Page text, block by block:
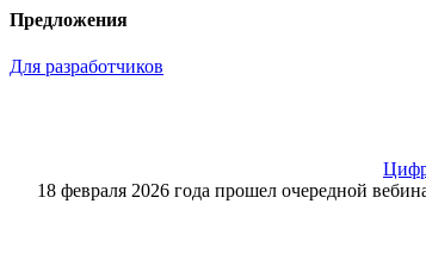
Предложения
Для разработчиков
18 февраля 2026 года прошел очередной